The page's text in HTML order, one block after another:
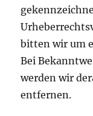
bitten wir um
Bei
werden wir
entfernen.